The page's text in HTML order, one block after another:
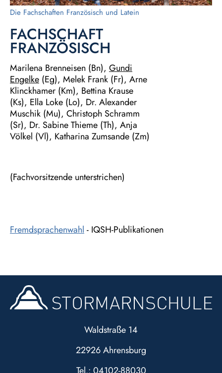
Die Fachschaften Französisch und Latein
FACHSCHAFT
FRANZÖSISCH
Marilena Brenneisen (Bn), Gundi
Engelke (Eg), Melek Frank (Fr), Arne
Klinckhamer (Km), Bettina Krause
(Ks), Ella Loke (Lo), Dr. Alexander
Muschik (Mu), Christoph Schramm
(Sr), Dr. Sabine Thieme (Th), Anja
Völkel (Vl), Katharina Zumsande (Zm)
(Fachvorsitzende unterstrichen)
Fremdsprachenwahl - IQSH-Publikationen
Waldstraße 14
22926 Ahrensburg